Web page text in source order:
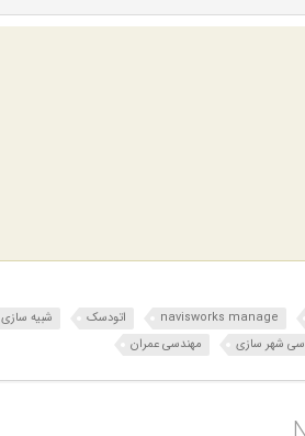
navisworks manage اتودسک شبیه سازی
شهر سازی مهندسی عمران